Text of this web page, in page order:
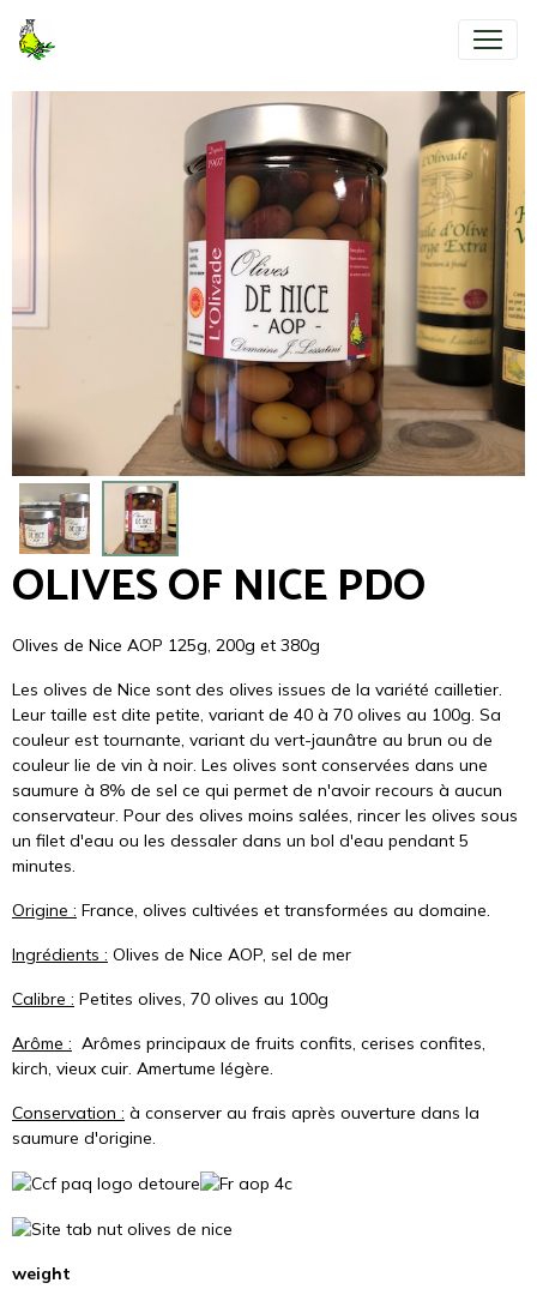
OLIVES OF NICE PDO
Olives de Nice AOP 125g, 200g et 380g
Les olives de Nice sont des olives issues de la variété cailletier.
Leur taille est dite petite, variant de 40 à 70 olives au 100g. Sa
couleur est tournante, variant du vert-jaunâtre au brun ou de
couleur lie de vin à noir. Les olives sont conservées dans une
saumure à 8% de sel ce qui permet de n'avoir recours à aucun
conservateur. Pour des olives moins salées, rincer les olives sous
un filet d'eau ou les dessaler dans un bol d'eau pendant 5
minutes.
Origine : France, olives cultivées et transformées au domaine.
Ingrédients : Olives de Nice AOP, sel de mer
Calibre : Petites olives, 70 olives au 100g
Arôme : Arômes principaux de fruits confits, cerises confites,
kirch, vieux cuir. Amertume légère.
Conservation : à conserver au frais après ouverture dans la
saumure d'origine.
weight